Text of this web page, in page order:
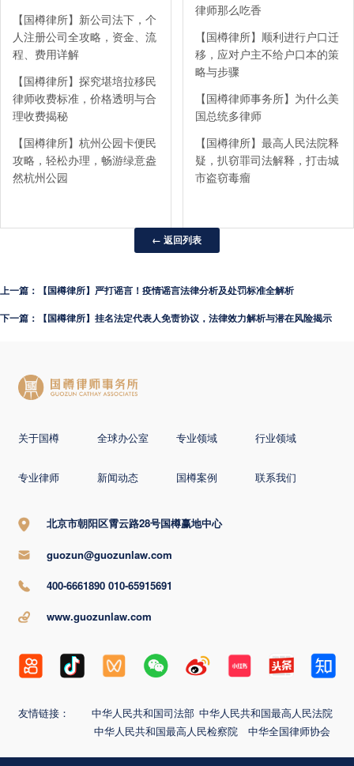
【国樽律所】新公司法下，个
人注册公司全攻略，资金、流
程、费用详解
【国樽律所】探究堪培拉移民
律师收费标准，价格透明与合
理收费揭秘
【国樽律所】杭州公园卡便民
攻略，轻松办理，畅游绿意盎
然杭州公园
律师那么吃香
【国樽律所】顺利进行户口迁
移，应对户主不给户口本的策
略与步骤
【国樽律师事务所】为什么美
国总统多律师
【国樽律所】最高人民法院释
疑，扒窃罪司法解释，打击城
市盗窃毒瘤
← 返回列表
上一篇：【国樽律所】严打谣言！疫情谣言法律分析及处罚标准全解析
下一篇：【国樽律所】挂名法定代表人免责协议，法律效力解析与潜在风险揭示
关于国樽 全球办公室 专业领域 行业领域
专业律师 新闻动态 国樽案例 联系我们
北京市朝阳区霄云路28号国樽赢地中心
guozun@guozunlaw.com
400-6661890 010-65915691
www.guozunlaw.com
友情链接： 中华人民共和国司法部 中华人民共和国最高人民法院
中华人民共和国最高人民检察院
中华全国律师协会